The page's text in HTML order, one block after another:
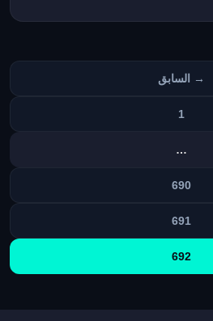
→ السابق
1
…
690
691
692